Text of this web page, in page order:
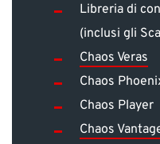
Libreria di
(inclusi gli
Chaos Veras
Chaos
Chaos Player
Chaos